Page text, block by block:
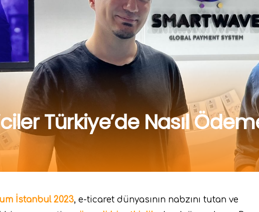
Türkiye’de Nasıl
İstanbul 2023, e-ticaret dünyasının nabzını tutan ve